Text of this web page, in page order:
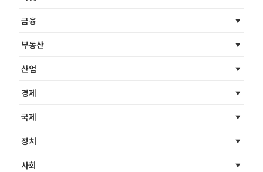
금융
부동산
산업
경제
국제
정치
사회